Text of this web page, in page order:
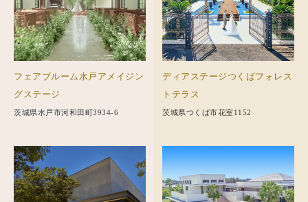
フェアブルーム水戸アメイジン
グステージ
茨城県水戸市河和田町3934-6
ディアステージつくばフォレス
トテラス
茨城県つくば市花室1152